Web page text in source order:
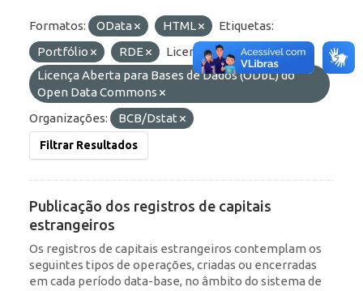
Formatos: OData HTML
Etiquetas:
Portfólio
RDE
Licenças:
Licença Aberta para Bases de Dados (ODbL) do
Open Data Commons
Organizações:
BCB/Dstat
Filtrar Resultados
Publicação dos registros de capitais
estrangeiros
Os registros de capitais estrangeiros contemplam os
seguintes tipos de operações, criadas ou encerradas
em cada período data-base, no âmbito do sistema de